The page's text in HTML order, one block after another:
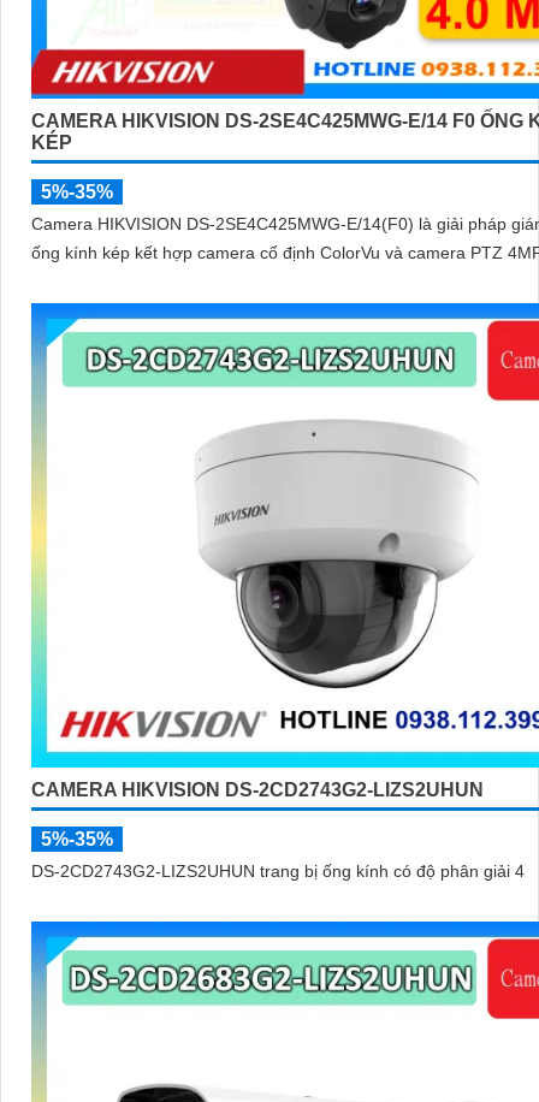
CAMERA HIKVISION DS-2SE4C425MWG-E/14 F0 ỐNG
KÉP
5%-35%
Camera HIKVISION DS-2SE4C425MWG-E/14(F0) là giải pháp
ống kính kép kết hợp camera cố định ColorVu và camera PTZ
CAMERA HIKVISION DS-2CD2743G2-LIZS2UHUN
5%-35%
DS-2CD2743G2-LIZS2UHUN trang bị ống kính có độ phân giải 4